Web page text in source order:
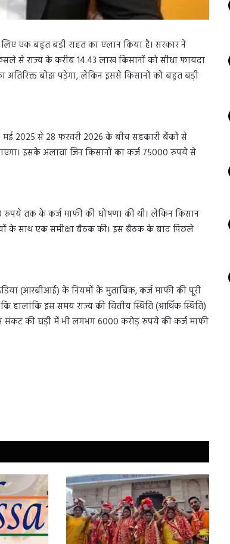
एक बहुत बड़ी राहत का एलान किया है। सरकार ने
से राज्य के करीब 14.43 लाख किसानों को सीधा फायदा
बोझ पड़ेगा, लेकिन इससे किसानों को बहुत बड़ी
मई 2025 से 28 फरवरी 2026 के बीच सहकारी बैंकों से
इसके अलावा जिन किसानों का कर्ज 75000 रुपये से
तक के कर्ज माफी की घोषणा की थी। लेकिन किसान
के साथ एक समीक्षा बैठक की। इस बैठक के बाद पिछले
(आरबीआई) के नियमों के मुताबिक, कर्ज माफी की पूरी
इस समय राज्य की वित्तीय स्थिति (आर्थिक स्थिति)
संकट की घड़ी में भी लगभग 6000 करोड़ रुपये की कर्ज माफी